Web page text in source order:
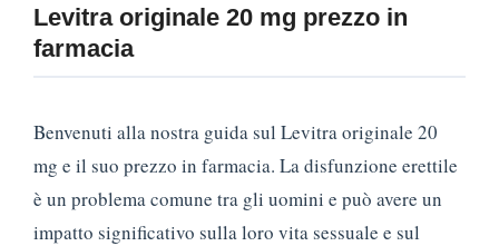
Levitra originale 20 mg prezzo in
farmacia
Benvenuti alla nostra guida sul Levitra originale 20
mg e il suo prezzo in farmacia. La disfunzione erettile
è un problema comune tra gli uomini e può avere un
impatto significativo sulla loro vita sessuale e sul